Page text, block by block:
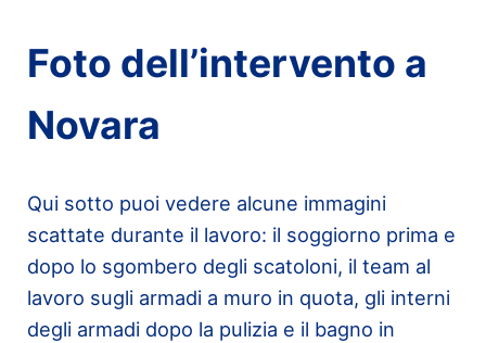
Foto dell’intervento a
Novara
Qui sotto puoi vedere alcune immagini
scattate durante il lavoro: il soggiorno prima e
dopo lo sgombero degli scatoloni, il team al
lavoro sugli armadi a muro in quota, gli interni
degli armadi dopo la pulizia e il bagno in